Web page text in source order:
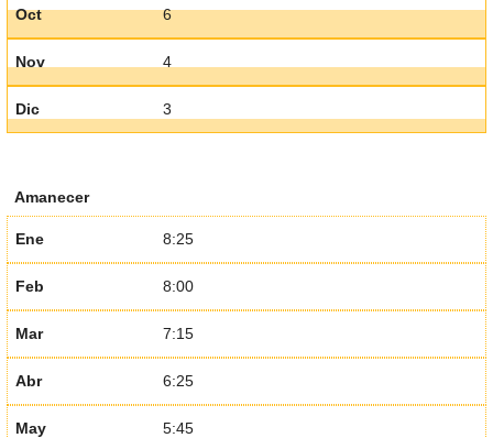
Oct 6
Nov 4
Dic 3
Amanecer
Ene 8:25
Feb 8:00
Mar 7:15
Abr 6:25
May 5:45